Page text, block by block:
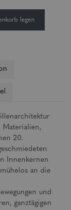
legen
Materialien,
20.
Innenkernen
an die
und
ganztägigen